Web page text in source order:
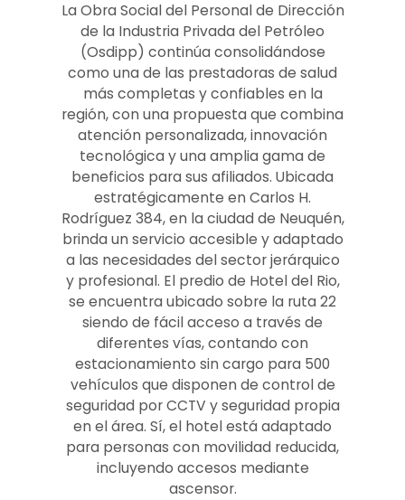
La Obra Social del Personal de Dirección
de la Industria Privada del Petróleo
(Osdipp) continúa consolidándose
como una de las prestadoras de salud
más completas y confiables en la
región, con una propuesta que combina
atención personalizada, innovación
tecnológica y una amplia gama de
beneficios para sus afiliados. Ubicada
estratégicamente en Carlos H.
Rodríguez 384, en la ciudad de Neuquén,
brinda un servicio accesible y adaptado
a las necesidades del sector jerárquico
y profesional. El predio de Hotel del Rio,
se encuentra ubicado sobre la ruta 22
siendo de fácil acceso a través de
diferentes vías, contando con
estacionamiento sin cargo para 500
vehículos que disponen de control de
seguridad por CCTV y seguridad propia
en el área. Sí, el hotel está adaptado
para personas con movilidad reducida,
incluyendo accesos mediante
ascensor.